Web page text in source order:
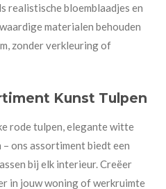
realistische bloemblaadjes en
materialen behouden
zonder verkleuring of
Kunst Tulpen
rode tulpen, elegante witte
ons assortiment biedt een
bij elk interieur. Creëer
in jouw woning of werkruimte